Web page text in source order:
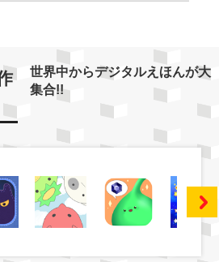
世界中からデジタルえほんが大
集合!!